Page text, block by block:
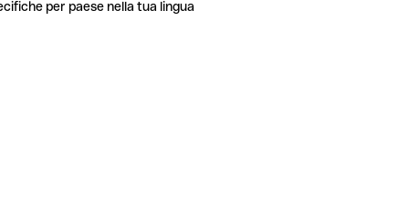
per paese nella tua lingua